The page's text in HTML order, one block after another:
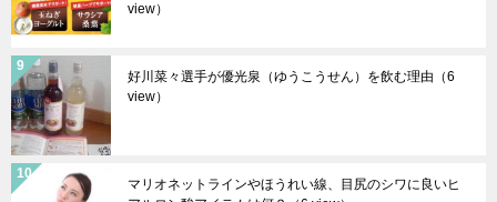
view）
好川菜々選手が優光泉（ゆうこうせん）を飲む理由 （6
view）
マリオネットラインやほうれい線、目尻のシワに良いヒ